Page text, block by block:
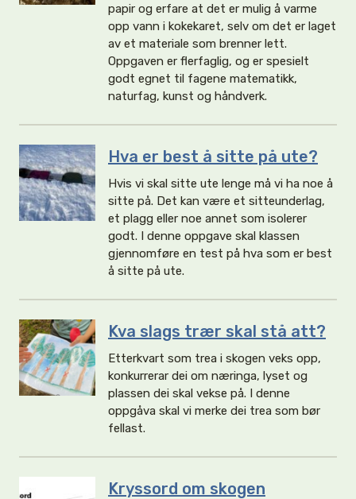
papir og erfare at det er mulig å varme
opp vann i kokekaret, selv om det er laget
av et materiale som brenner lett.
Oppgaven er flerfaglig, og er spesielt
godt egnet til fagene matematikk,
naturfag, kunst og håndverk.
Hva er best å sitte på ute?
Hvis vi skal sitte ute lenge må vi ha noe å
sitte på. Det kan være et sitteunderlag,
et plagg eller noe annet som isolerer
godt. I denne oppgave skal klassen
gjennomføre en test på hva som er best
å sitte på ute.
Kva slags trær skal stå att?
Etterkvart som trea i skogen veks opp,
konkurrerar dei om næringa, lyset og
plassen dei skal vekse på. I denne
oppgåva skal vi merke dei trea som bør
fellast.
Kryssord om skogen